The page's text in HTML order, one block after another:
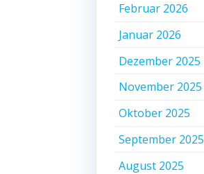
Februar 2026
Januar 2026
Dezember 2025
November 2025
Oktober 2025
September 2025
August 2025